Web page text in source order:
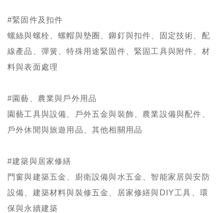
#緊固件及扣件
螺絲與螺栓、螺帽與墊圈、鉚釘與扣件、固定技術、配
線產品、彈簧、特殊用途緊固件、緊固工具與附件、材
料與表面處理
#園藝、農業與戶外用品
園藝工具與設備、戶外五金與裝飾、農業設備與配件、
戶外休閒與旅遊用品、其他相關用品
#建築與居家修繕
門窗與建築五金、廚衛設備與水五金、智能家居與安防
設備、建築材料與裝修五金、居家修繕與DIY工具、環
保與永續建築